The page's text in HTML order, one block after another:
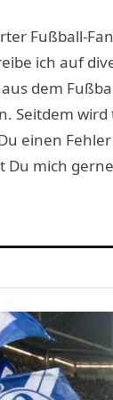
Fußball-
ich auf
dem
Seitdem
einen
mich